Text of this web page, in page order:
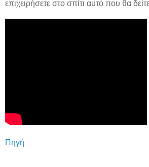
επιχειρήσετε στο σπίτι αυτό που θα
Πηγή